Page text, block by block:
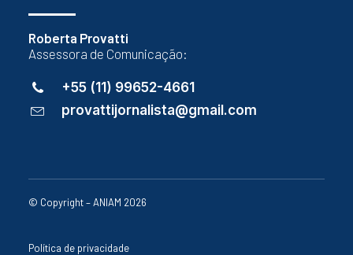
Roberta Provatti
Assessora de Comunicação:
+55 (11) 99652-4661
provattijornalista@gmail.com
© Copyright – ANIAM 2026
Política de privacidade